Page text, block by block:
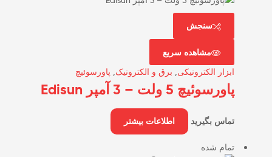
سنجش
مشاهده سریع
ابزار الکترونیکی برق و الکترونیک پاورسوئیچ
پاورسوئیچ 5 ولت – 3 آمپر Edisun
تماس بگیرید اطلاعات بیشتر
تمام شده